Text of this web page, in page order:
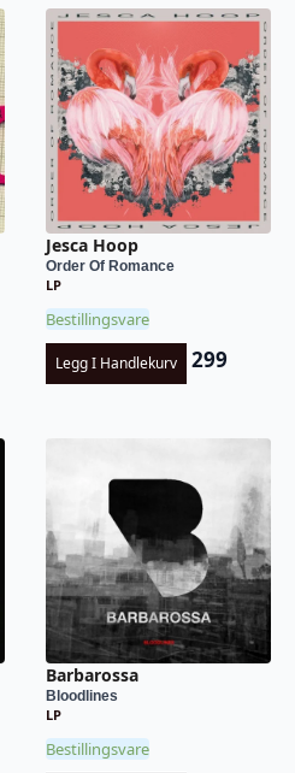
Jesca Hoop
Order Of Romance
LP
Bestillingsvare
Legg I Handlekurv 299
Barbarossa
Bloodlines
LP
Bestillingsvare